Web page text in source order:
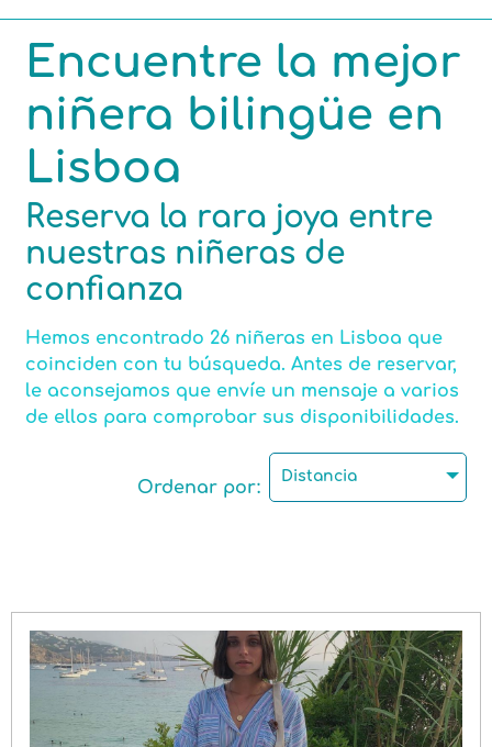
Competencias
Áreas de interés
Número máximo de niños por cuidado de niños.
Certificación de Asistente maternal
Encuentre la mejor
niñera bilingüe en
Lisboa
Reserva la rara joya entre
nuestras niñeras de
confianza
Hemos encontrado 26 niñeras en Lisboa que
coinciden con tu búsqueda. Antes de reservar,
le aconsejamos que envíe un mensaje a varios
de ellos para comprobar sus disponibilidades.
Ordenar por:
Distancia